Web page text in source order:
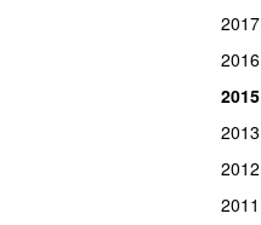
2017
2016
2015
2013
2012
2011